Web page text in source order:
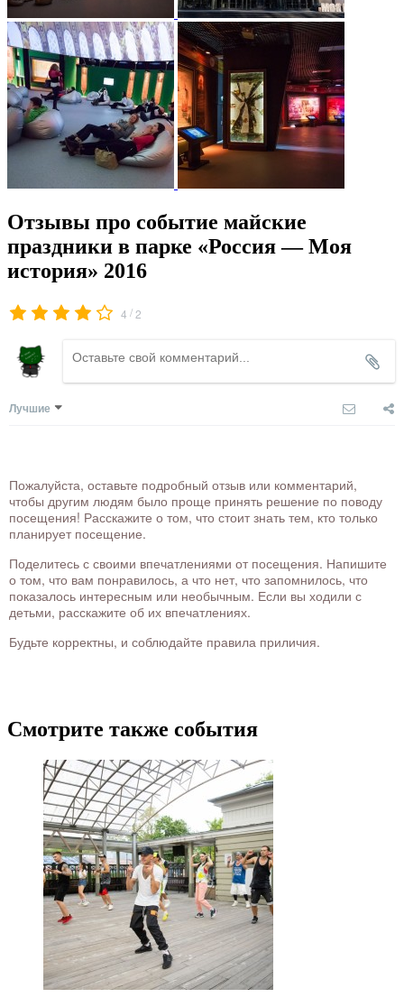
Отзывы про событие майские
праздники в парке «Россия — Моя
история» 2016
4 /2
Лучшие
Пожалуйста, оставьте подробный отзыв или комментарий,
чтобы другим людям было проще принять решение по поводу
посещения! Расскажите о том, что стоит знать тем, кто только
планирует посещение.
Поделитесь с своими впечатлениями от посещения. Напишите
о том, что вам понравилось, а что нет, что запомнилось, что
показалось интересным или необычным. Если вы ходили с
детьми, расскажите об их впечатлениях.
Будьте корректны, и соблюдайте правила приличия.
Смотрите также события